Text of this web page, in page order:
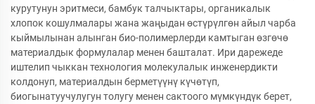
курутунун эритмеси, бамбук талчыктары, органикалык
хлопок кошулмалары жана жаңыдан өстүрүлгөн айыл чарба
кыймылынан алынган био-полимерлерди камтыган өзгөчө
материалдык формулалар менен башталат. Ири дарежеде
иштелип чыккан технология молекулалык инженердикти
колдонуп, материалдын берметүүнү күчөтүп,
биогынатуучулугун толугу менен сактоого мүмкүндүк берет,